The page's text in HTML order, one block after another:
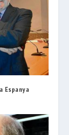
Espanya